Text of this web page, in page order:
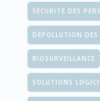
SÉCURITÉ DES
DÉPOLLUTION DES
BIOSURVEILLANCE
SOLUTIONS